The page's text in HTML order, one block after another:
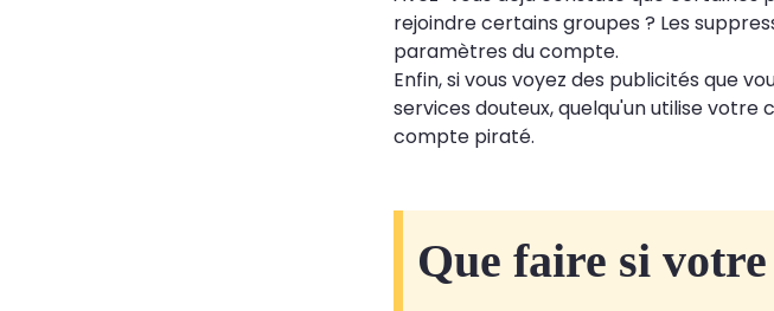
rejoindre certains groupes ? Les
paramètres du compte.
Enfin, si vous voyez des publicités que
services douteux, quelqu'un utilise
compte piraté.
Que faire si